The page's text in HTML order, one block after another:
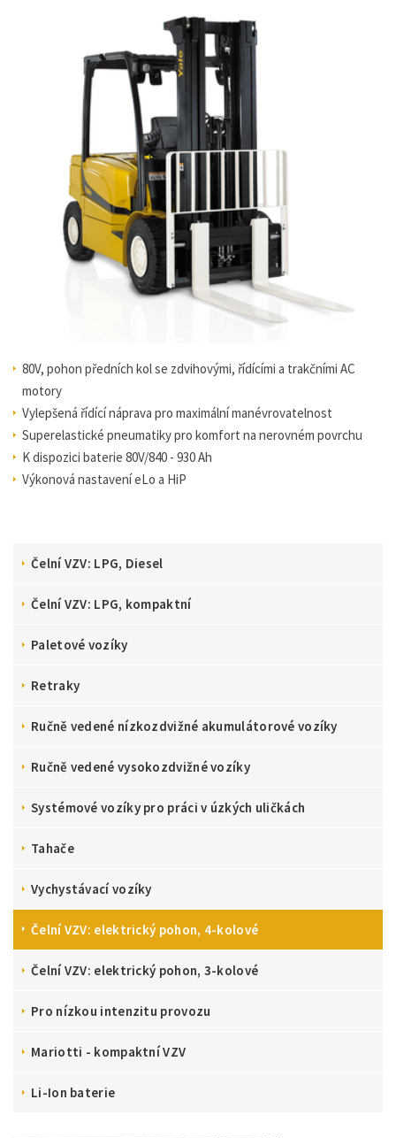
80V, pohon předních kol se zdvihovými, řídícími a trakčními AC
motory
Vylepšená řídící náprava pro maximální manévrovatelnost
Superelastické pneumatiky pro komfort na nerovném povrchu
K dispozici baterie 80V/840 - 930 Ah
Výkonová nastavení eLo a HiP
Čelní VZV: LPG, Diesel
Čelní VZV: LPG, kompaktní
Paletové vozíky
Retraky
Ručně vedené nízkozdvižné akumulátorové vozíky
Ručně vedené vysokozdvižné vozíky
Systémové vozíky pro práci v úzkých uličkách
Tahače
Vychystávací vozíky
Čelní VZV: elektrický pohon, 4-kolové
Čelní VZV: elektrický pohon, 3-kolové
Pro nízkou intenzitu provozu
Mariotti - kompaktní VZV
Li-Ion baterie